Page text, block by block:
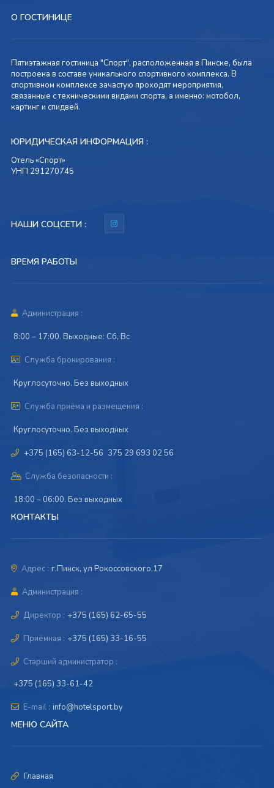
О ГОСТИНИЦЕ
Пятиэтажная гостиница "Спорт", расположенная в Пинске, была
построена в составе уникального спортивного комплекса. В
спортивном комплексе зачастую проходят мероприятия,
связанные с техническими видами спорта, а именно: мотобол,
картинг и спидвей.
ЮРИДИЧЕСКАЯ ИНФОРМАЦИЯ :
Отель «Спорт»
УНП 291270745
НАШИ СОЦСЕТИ :
ВРЕМЯ РАБОТЫ
Администрация :
8:00 – 17:00. Выходные: Сб, Вс
Служба бронирования :
Круглосуточно. Без выходных
Служба приёма и размещения :
Круглосуточно. Без выходных
+375 (165) 63-12-56 375 29 693 02 56
Служба безопасности :
18:00 – 06:00. Без выходных
КОНТАКТЫ
Адрес : г.Пинск, ул Рокоссовского,17
Администрация :
Директор : +375 (165) 62-65-55
Приёмная : +375 (165) 33-16-55
Старший администратор :
+375 (165) 33-61-42
E-mail : info@hotelsport.by
МЕНЮ САЙТА
Главная